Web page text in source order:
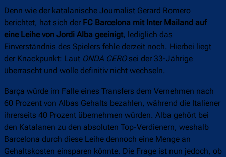
Denn wie der katalanische Journalist Gerard Romero
berichtet, hat sich der FC Barcelona mit Inter Mailand auf
eine Leihe von Jordi Alba geeinigt, lediglich das
Einverständnis des Spielers fehle derzeit noch. Hierbei liegt
der Knackpunkt: Laut ONDA CEROsei der 33-Jährige
überrascht und wolle definitiv nicht wechseln.
Barça würde im Falle eines Transfers dem Vernehmen nach
60 Prozent von Albas Gehalts bezahlen, während die Italiener
ihrerseits 40 Prozent übernehmen würden. Alba gehört bei
den Katalanen zu den absoluten Top-Verdienern, weshalb
Barcelona durch diese Leihe dennoch eine Menge an
Gehaltskosten einsparen könnte. Die Frage ist nun jedoch, ob